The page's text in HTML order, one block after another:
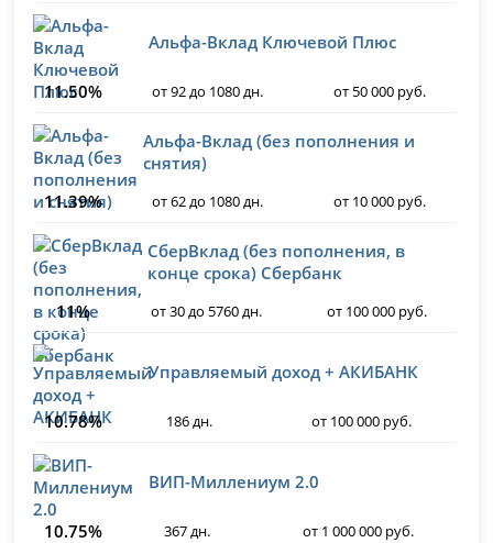
Альфа-Вклад Ключевой Плюс
11.50% от 92 до 1080 дн. от 50 000 руб.
Альфа-Вклад (без пополнения и
снятия)
11.39%
от 62 до 1080 дн. от 10 000 руб.
СберВклад (без пополнения, в
конце срока) Сбербанк
11%
от 30 до 5760 дн. от 100 000 руб.
Управляемый доход + АКИБАНК
10.78% 186 дн. от 100 000 руб.
ВИП-Миллениум 2.0
10.75% 367 дн. от 1 000 000 руб.